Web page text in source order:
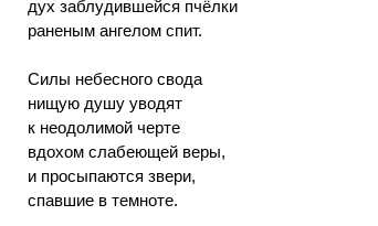
дух заблудившейся пчёлки
раненым ангелом спит.
Силы небесного свода
нищую душу уводят
к неодолимой черте
вдохом слабеющей веры,
и просыпаются звери,
спавшие в темноте.